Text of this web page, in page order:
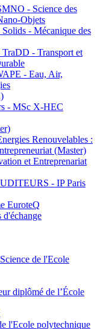
- Science des
Objets
- Mécanique des
- Transport et
- Eau, Air,
- MSc X-HEC
Renouvelables :
(Master)
et Entreprenariat
- IP Paris
EuroteQ
d'échange
de l'Ecole
diplômé de l’École
l'Ecole polytechnique